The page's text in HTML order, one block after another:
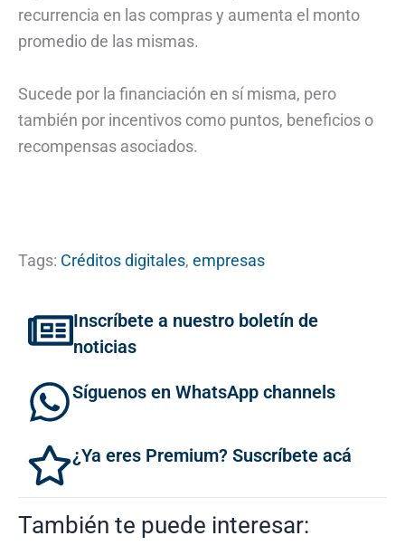
recurrencia en las compras y aumenta el monto
promedio de las mismas.
Sucede por la financiación en sí misma, pero
también por incentivos como puntos, beneficios o
recompensas asociados.
Tags: Créditos digitales, empresas
Inscríbete a nuestro boletín de
noticias
Síguenos en WhatsApp channels
¿Ya eres Premium? Suscríbete acá
También te puede interesar: